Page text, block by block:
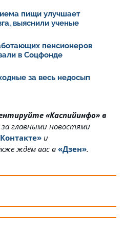
пищи улучшает
выяснили ученые
пенсионеров
в Соцфонде
за весь недосып
«Каспийинфо» в
за главными новостями
и
ждём вас в«Дзен».